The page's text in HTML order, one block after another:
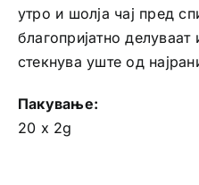
утро и шолја чај пред
благопријатно
стекнува уште од
Пакување:
20 x 2g